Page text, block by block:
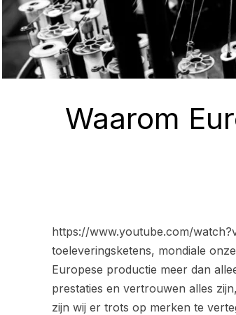
Waarom
https://www.youtube.com/
toeleveringsketens, mondiale
Europese productie meer dan
prestaties en vertrouwen alles
zijn wij er trots op merken te